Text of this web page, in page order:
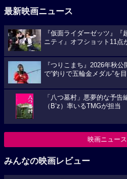
最新映画ニュース
『仮面ライダーゼッツ』
ニティ』オフショット11点
『つりこまち』2026年秋
で“釣りで五輪金メダル”を
「八つ墓村」悪夢的な予
（B’z）率いるTMGが担当
映画ニュー
みんなの映画レビュー